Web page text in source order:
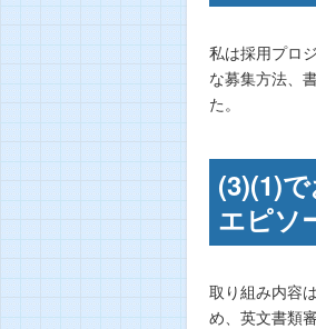
私は採用プロ
な募集方法、
た。
(3)(1)
エピソ
取り組み内容
め、英文書類